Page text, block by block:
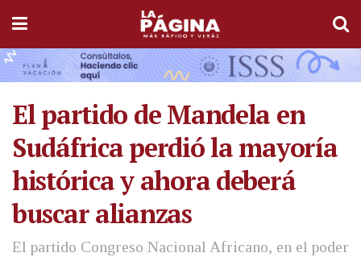
El partido de Mandela en
Sudáfrica perdió la mayoría
histórica y ahora deberá
buscar alianzas
El partido Congreso Nacional Africano, en el poder